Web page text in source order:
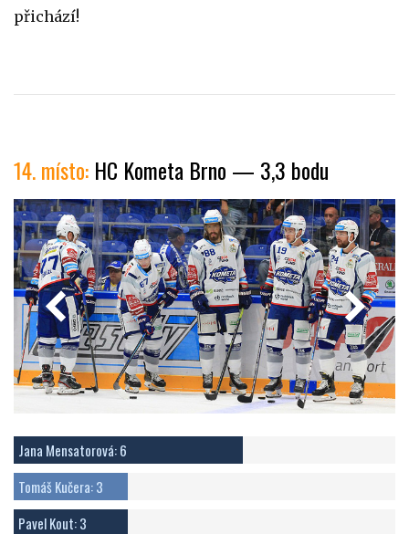
přichází!
14. místo: HC Kometa Brno — 3,3 bodu
Jana Mensatorová: 6
Tomáš Kučera: 3
Pavel Kout: 3